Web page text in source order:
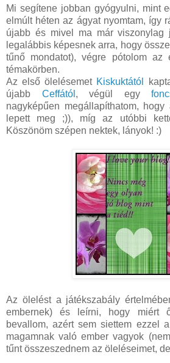
Mi segítene jobban gyógyulni, mint
elmúlt héten az ágyat nyomtam, így
újabb és mivel ma már viszonylag
legalábbis képesnek arra, hogy
tűnő mondatot), végre pótolom az
témakörben.
Az első ölelésemet Kiskuktától
újabb Ceffától , végül egy
nagyképűen megállapíthatom,
lepett meg ;)), míg az utóbbi
Köszönöm szépen nektek, lányok! :)
Az ölelést a játékszabály
embernek) és leírni, hogy miért
bevallom, azért sem siettem ezzel
magamnak való ember vagyok
tűnt összeszednem az öleléseimet,